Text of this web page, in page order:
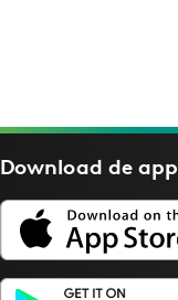
Download deapp